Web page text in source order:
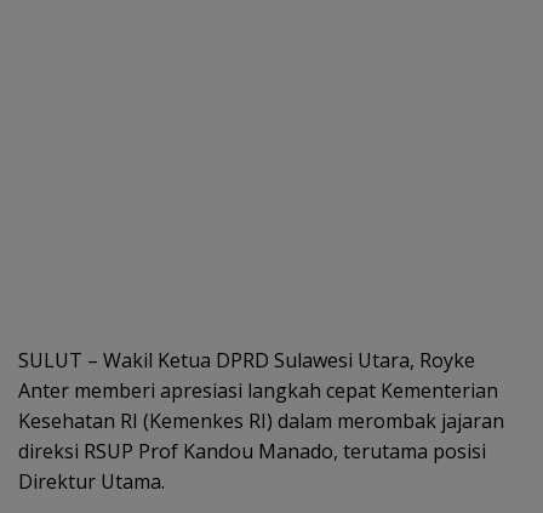
SULUT – Wakil Ketua DPRD Sulawesi Utara, Royke
Anter memberi apresiasi langkah cepat Kementerian
Kesehatan RI (Kemenkes RI) dalam merombak jajaran
direksi RSUP Prof Kandou Manado, terutama posisi
Direktur Utama.